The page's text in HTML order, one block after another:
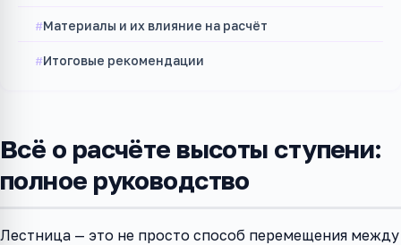
Материалы и их влияние на расчёт
Итоговые рекомендации
Всё о расчёте высоты ступени:
полное руководство
Лестница — это не просто способ перемещения между